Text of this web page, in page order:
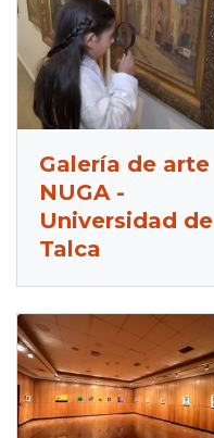
Galería de arte
NUGA -
Universidad de
Talca